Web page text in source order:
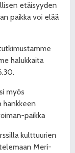
etäisyyden
paikka voi elää
halukkaita
myös
hankkeen
paikka
kulttuurien
Meri-